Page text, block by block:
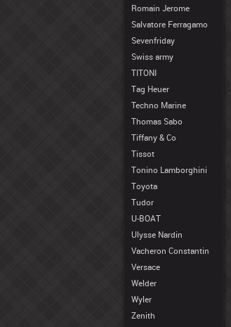
Romain Jerome
Salvatore Ferragamo
Sevenfriday
Swiss army
TITONI
Tag Heuer
Techno Marine
Thomas Sabo
Tiffany & Co
Tissot
Tonino Lamborghini
Toyota
Tudor
U-BOAT
Ulysse Nardin
Vacheron Constantin
Versace
Welder
Wyler
Zenith